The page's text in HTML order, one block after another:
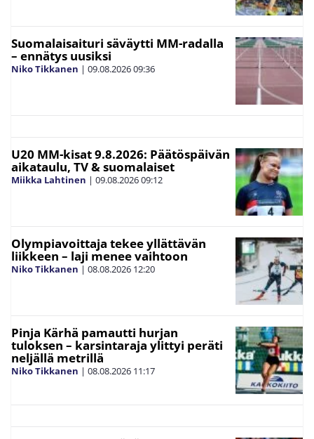
Suomalaisaituri säväytti MM-radalla
– ennätys uusiksi
Niko Tikkanen | 09.08.202609:36
U20 MM-kisat 9.8.2026: Päätöspäivän
aikataulu, TV & suomalaiset
Miikka Lahtinen | 09.08.202609:12
Olympiavoittaja tekee yllättävän
liikkeen – laji menee vaihtoon
Niko Tikkanen | 08.08.2026 12:20
Pinja Kärhä pamautti hurjan
tuloksen – karsintaraja ylittyi peräti
neljällä metrillä
Niko Tikkanen | 08.08.2026 11:17